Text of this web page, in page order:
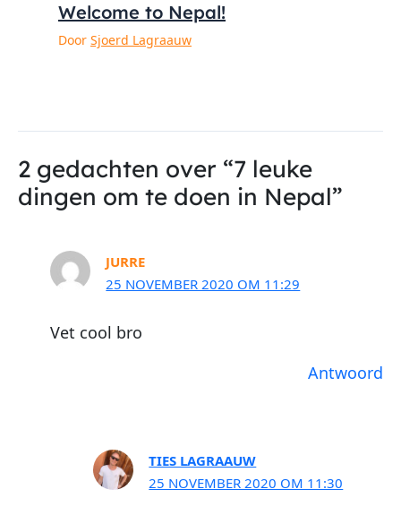
Welcome to Nepal!
Door Sjoerd Lagraauw
2 gedachten over “7 leuke
dingen om te doen in Nepal”
JURRE
25 NOVEMBER 2020 OM 11:29
Vet cool bro
Antwoord
TIES LAGRAAUW
25 NOVEMBER 2020 OM 11:30